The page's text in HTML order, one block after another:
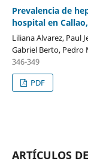
Prevalencia de
hospital en
Liliana Alvarez, Paul
Gabriel Berto, Pedro
346-349
PDF
ARTÍCULOS